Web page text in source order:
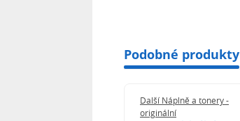
Podobné produkty
Další Náplně a tonery -
originální